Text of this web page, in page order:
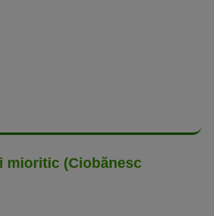
mioritic (Ciobănesc